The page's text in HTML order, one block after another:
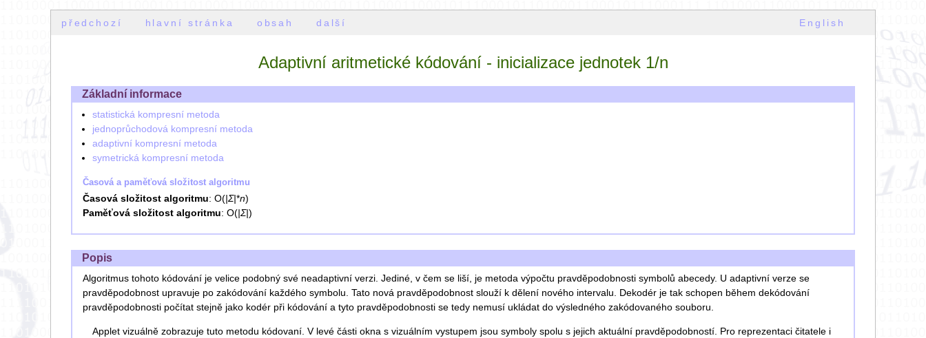
English
předchozí hlavní stránka obsah další
Adaptivní aritmetické kódování - inicializace jednotek 1/n
Základní informace
statistická kompresní metoda
jednoprůchodová kompresní metoda
adaptivní kompresní metoda
symetrická kompresní metoda
Časová a paměťová složitost algoritmu
Časová složitost algoritmu: O(|Σ|*n)
Paměťová složitost algoritmu: O(|Σ|)
Popis
Algoritmus tohoto kódování je velice podobný své neadaptivní verzi. Jediné, v čem se liší, je metoda výpočtu pravděpodobnosti symbolů abecedy. U adaptivní verze se
pravděpodobnost upravuje po zakódování každého symbolu. Tato nová pravděpodobnost slouží k dělení nového intervalu. Dekodér je tak schopen během dekódování
pravděpodobnosti počítat stejně jako kodér při kódování a tyto pravděpodobnosti se tedy nemusí ukládat do výsledného zakódovaného souboru.
Applet vizuálně zobrazuje tuto metodu kódovaní. V levé části okna s vizuálním vystupem jsou symboly spolu s jejich aktuální pravděpodobností. Pro reprezentaci čitatele i